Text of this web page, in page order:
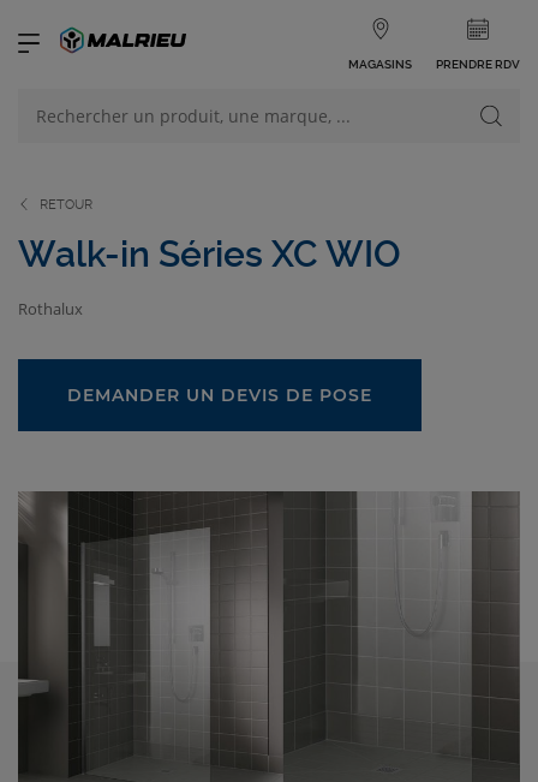
MAGASINS PRENDRE RDV
NOS PRODUITS
RETOUR
Walk-in Séries XC WIO
Rothalux